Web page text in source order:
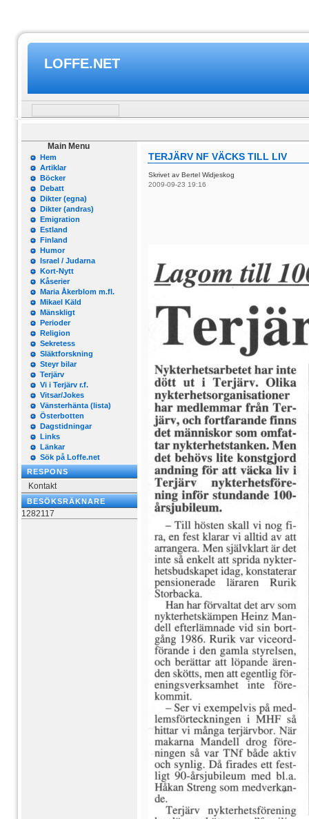
LOFFE.NET
Main Menu
Hem
Artiklar
Böcker
Debatt
Dikter (egna)
Dikter (andras)
Emigration
Estland
Finland
Humor
Israel / Judarna
Kort-Nytt
Kåserier
Maria Åkerblom m.fl.
Mikael Käld
Mänskligt
Perioder
Religion
Sekretess
Släktforskning
Steyr bilar
Terjärv
Vi i Terjärv r.f.
Vitsar/Jokes
Vänsterhänta (lista)
Österbotten
Dagstidningar
Links
Länkar
Sök på Loffe.net
RESPONS
Kontakt
BESÖKSRÄKNARE
1282117
TERJÄRV NF VÄCKS TILL LIV
Skrivet av Bertel Widjeskog
2009-09-23 19:16